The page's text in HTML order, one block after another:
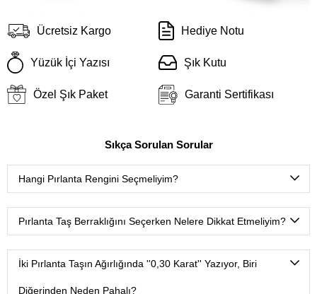
Ücretsiz Kargo Hediye Notu
Yüzük İçi Yazısı Şık Kutu
Özel Şık Paket Garanti Sertifikası
Sıkça Sorulan Sorular
Hangi Pırlanta Rengini Seçmeliyim?
D color(Çok nadir bulunan ekstra beyaz),E color(Nadir
bulunan ekstra beyaz),F color(Ekstra beyaz),G color
(Beyaz Plus),H color(Beyaz),I color(Çok hafif renkli
beyaz),J color(Hafif renkli beyaz),K color(Renkli beyaz),
L color(Çok renkli beyaz), M-Z color aralığı(Sarı, kahve,
gri ton oldukça yoğundur).
Pırlanta Taş Berraklığını Seçerken Nelere Dikkat Etmeliyim?
FL-IF(Tertemiz, çok nadir bulunur.),VVS(Mikroskop
ortamında ancak uzmanlar tarafından görülebilecek çok
İki Pırlanta Taşın Ağırlığında ''0,30 Karat'' Yazıyor, Biri
Diğerinden Neden Pahalı?